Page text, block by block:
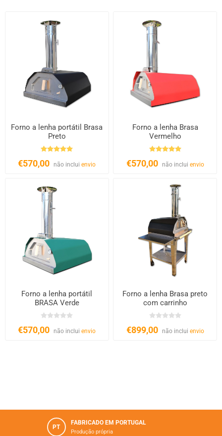
Forno a lenha portátil Brasa
Preto
€570,00 não incluienvio
Forno a lenha Brasa
Vermelho
€570,00 não inclui envio
Forno a lenha portátil
BRASA Verde
€570,00 não incluienvio
Forno a lenha Brasa preto
com carrinho
€899,00 não inclui envio
PT
FABRICADO EM PORTUGAL
Produção própria